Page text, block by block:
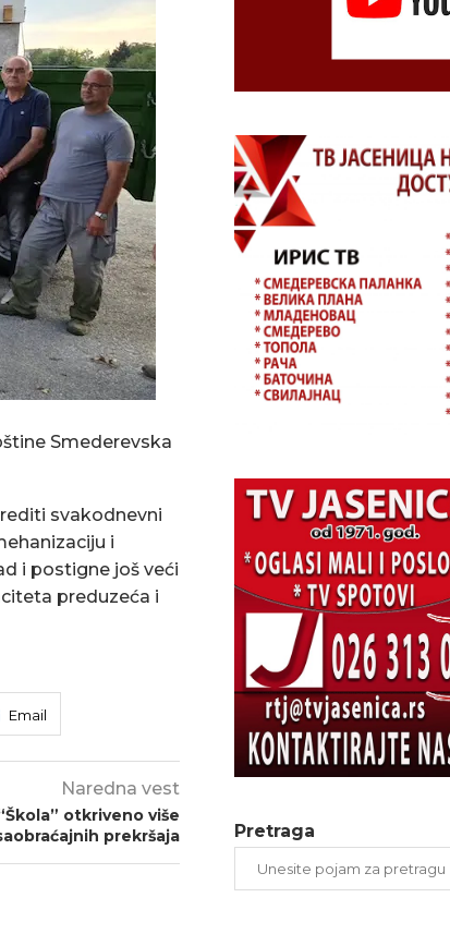
Smederevska
svakodnevni
i
i postigne još veći
preduzeća i
Email
Naredna vest
otkriveno više
prekršaja
Pretraga